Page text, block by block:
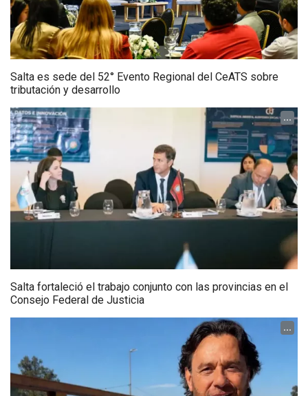
Salta es sede del 52° Evento Regional del CeATS sobre
tributación y desarrollo
...
Salta fortaleció el trabajo conjunto con las provincias en el
Consejo Federal de Justicia
...